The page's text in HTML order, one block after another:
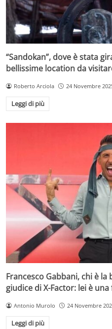
“Sandokan”, dove è stata
bellissime location da
Roberto Arciola 24 Novembre
Leggi di più
Francesco Gabbani, chi è
giudice di X-Factor: lei è
Antonio Murolo 24 Novembre
Leggi di più